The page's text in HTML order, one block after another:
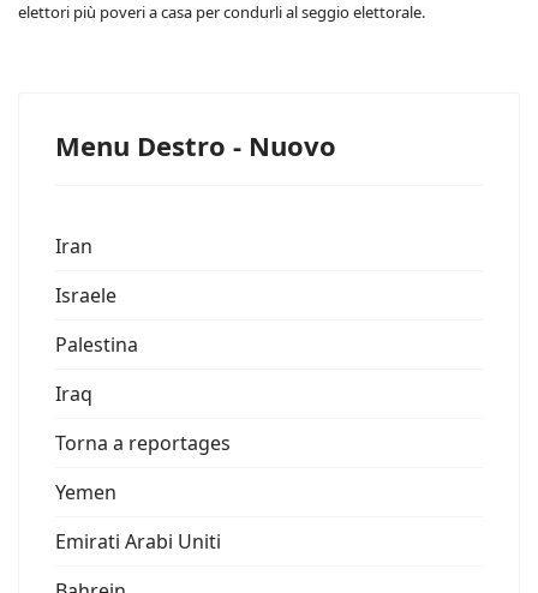
elettori più poveri a casa per condurli al seggio elettorale.
Menu Destro - Nuovo
Iran
Israele
Palestina
Iraq
Torna a reportages
Yemen
Emirati Arabi Uniti